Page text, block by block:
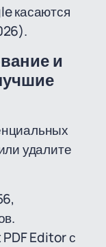
касаются
и
удалите
Editor с